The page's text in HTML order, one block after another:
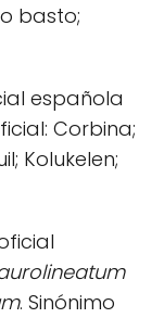
basto;
española
Corbina;
Kolukelen;
. Sinónimo